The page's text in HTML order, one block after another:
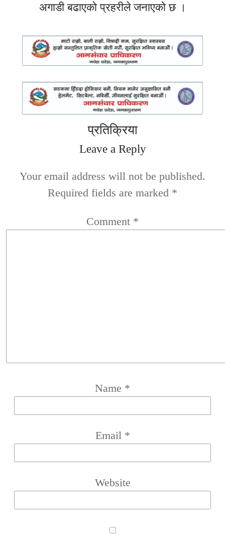
अगाडी बढाएको प्रहरीले जनाएको छ ।
प्रतिक्रिया
Leave a Reply
Your email address will not be published.
Required fields are marked *
Comment *
Name *
Email *
Website